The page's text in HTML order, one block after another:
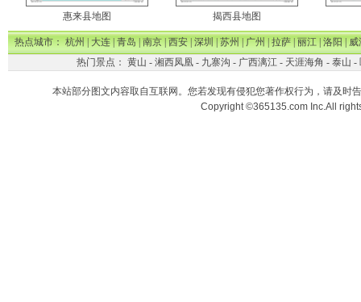
惠来县地图 揭西县地图
热点城市：杭州|大连|青岛|南京|西安|深圳|苏州|广州|拉萨|丽江|洛阳|威
热门景点： 黄山 - 湘西凤凰- 九寨沟 - 广西漓江- 天涯海角 - 泰山 -
本站部分图文内容取自互联网。您若发现有侵犯您著作权行为，请及时
Copyright ©365135.com Inc.All